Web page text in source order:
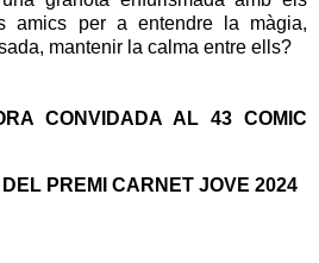
amics per a entendre la màgia,
mantenir la calma entre ells?
CONVIDADA AL 43 COMIC
P REMI CARNET JOVE 2024